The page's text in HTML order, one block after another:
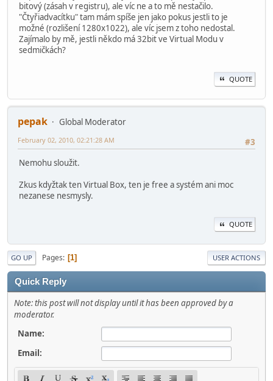
bitový (zásah v registru), ale víc ne a to mě nestačilo.
"Čtyřiadvacítku" tam mám spíše jen jako pokus jestli to je
možné (rozlišení 1280x1022), ale víc jsem z toho nedostal.
Zajímalo by mě, jestli někdo má 32bit ve Virtual Modu v
sedmičkách?
QUOTE
pepak
Global Moderator
#3
February 02, 2010, 02:21:28 AM
Nemohu sloužit.
Zkus kdyžtak ten Virtual Box, ten je free a systém ani moc
nezanese nesmysly.
QUOTE
GO UP Pages 1 USER ACTIONS
Quick Reply
Note: this post will not display until it has been approved by a
moderator.
Name:
Email: